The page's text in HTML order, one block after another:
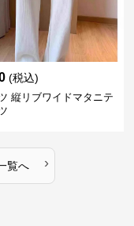
(税込)
縦リブワイドマタニテ
覧へ ›